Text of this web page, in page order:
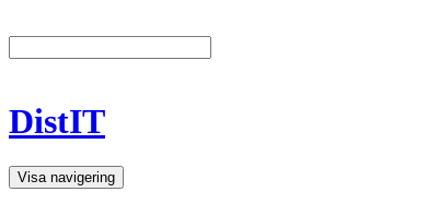
DistIT
Visa navigering